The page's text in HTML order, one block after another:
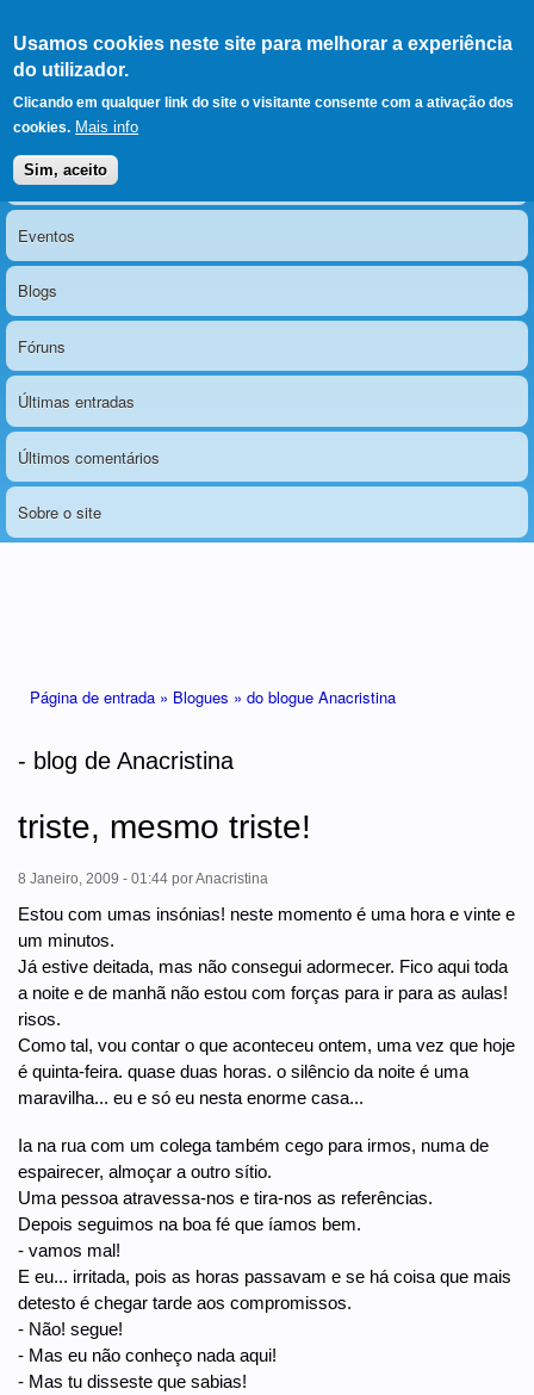
Usamos cookies neste site para melhorar a experiência
do utilizador.
Clicando em qualquer link do site o visitante consente com a ativação dos
cookies. Mais info
Sim, aceito
LERPARAVER , ir para a
página principal
O portal da visão diferente
Menu principal
Notícias
Eventos
Blogs
Fóruns
Últimas entradas
Últimos comentários
Sobre o site
Página de entrada » Blogues » do blogue Anacristina
- blog de Anacristina
triste, mesmo triste!
8 Janeiro, 2009 - 01:44 porAnacristina
Estou com umas insónias! neste momento é uma hora e vinte e
um minutos.
Já estive deitada, mas não consegui adormecer. Fico aqui toda
a noite e de manhã não estou com forças para ir para as aulas!
risos.
Como tal, vou contar o que aconteceu ontem, uma vez que hoje
é quinta-feira. quase duas horas. o silêncio da noite é uma
maravilha... eu e só eu nesta enorme casa...
Ia na rua com um colega também cego para irmos, numa de
espairecer, almoçar a outro sítio.
Uma pessoa atravessa-nos e tira-nos as referências.
Depois seguimos na boa fé que íamos bem.
- vamos mal!
E eu... irritada, pois as horas passavam e se há coisa que mais
detesto é chegar tarde aos compromissos.
- Não! segue!
- Mas eu não conheço nada aqui!
- Mas tu disseste que sabias!